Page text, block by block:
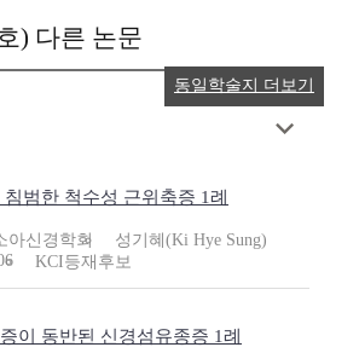
) 다른 논문
범한 척수성 근위축증 1례
아신경학회
성기혜(Ki Hye Sung)
KCI등재후보
이 동반된 신경섬유종증 1례
동일학술지 더보기